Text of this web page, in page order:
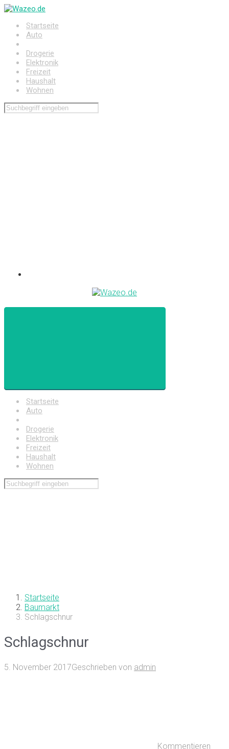
Zum
springenStartseite
Auto
Drogerie
Elektronik
Freizeit
Haushalt
Wohnen
Startseite
Auto
Drogerie
Elektronik
Freizeit
Haushalt
Wohnen
Startseite
Baumarkt
Schlagschnur
Schlagschnur
5. November 2017Geschrieben von admin
Kommentieren